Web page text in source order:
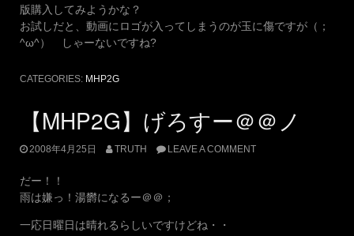
版購入してみようかな？
お試しだと、動画にロゴが入ってしまうのが玉に傷ですが（；
^ω^） しゃーないですね?
CATEGORIES: MHP2G
【MHP2G】げろすー＠＠ノ
2008年4月25日 TRUTH LEAVE A COMMENT
だー！！
雨は嫌っ！湯欝になるー＠＠；
一応日曜日は晴れるらしいですけどね・・